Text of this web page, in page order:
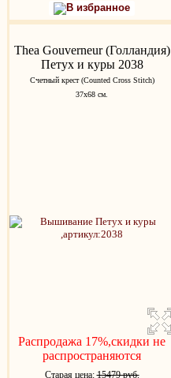
В избранное
Thea Gouverneur (Голландия)
Петух и куры 2038
Счетный крест (Counted Cross Stitch)
37х68 см.
Распродажа 17%,скидки не
распространяются
Старая цена:15479 руб.